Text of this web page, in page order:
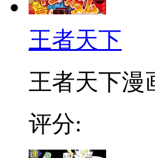
王者天下
王者天下漫
评分: